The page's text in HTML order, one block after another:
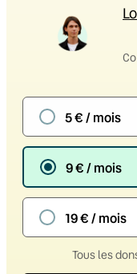
5 € / mois
9 € / mois
19 € / mois
Tous les